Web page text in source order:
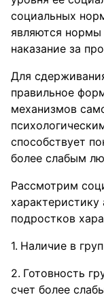
социальных
являются нормы
наказание за
Для
правильное
механизмов
способствует
более слабым
Рассмотрим
характеристику
подростков
Наличие в
Готовность
счет более